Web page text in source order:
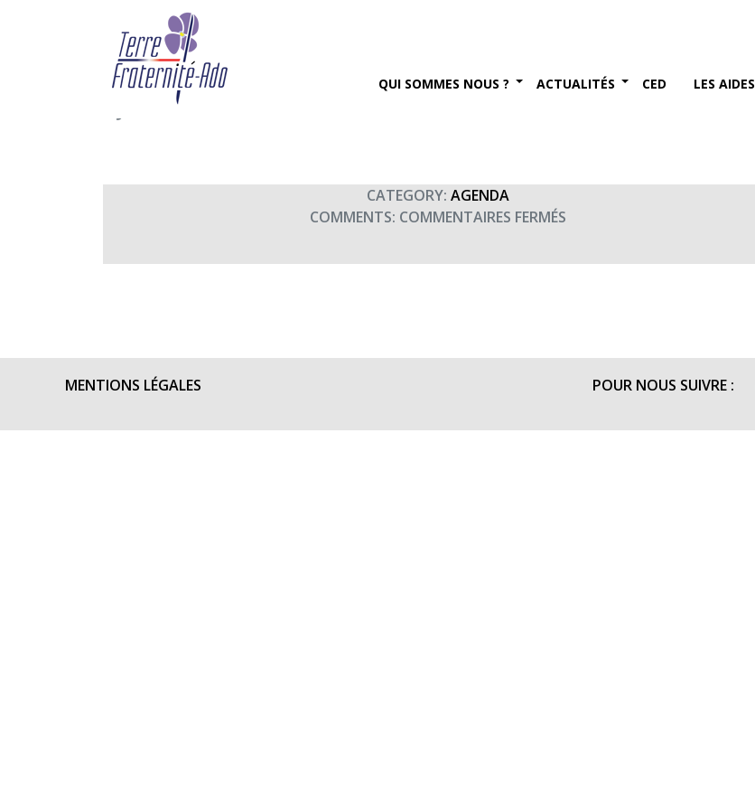
QUI SOMMES NOUS ? ACTUALITÉS CED LES AIDES
Concert d’Automne à Saint-Germain-en-Laye
(20h45)
By Terre Fraternité,
CATEGORY: AGENDA
COMMENTS: COMMENTAIRES FERMÉS
D’AUTOMNE
(20H45)
MENTIONS LÉGALES POUR NOUS SUIVRE :